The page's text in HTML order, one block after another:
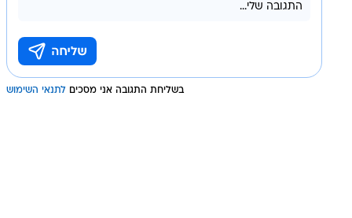
בשליחת התגובה אני מסכים לתנאי השימוש